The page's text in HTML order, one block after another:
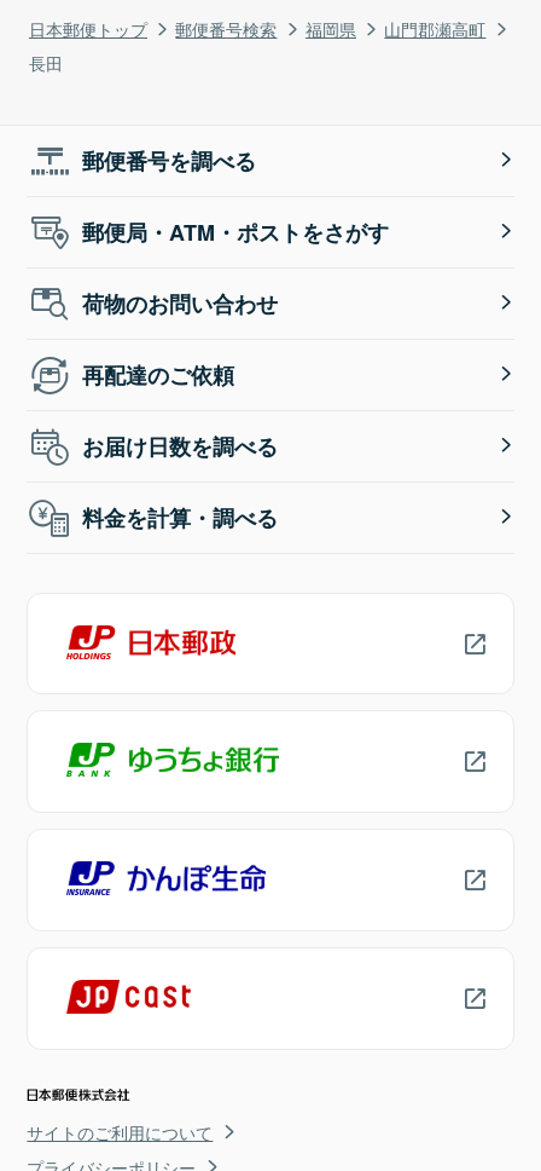
日本郵便トップ 郵便番号検索 福岡県
山門郡瀬高町
長田
郵便番号を調べる
郵便局・ATM・ポストをさがす
荷物のお問い合わせ
再配達のご依頼
お届け日数を調べる
料金を計算・調べる
サイトのご利用について